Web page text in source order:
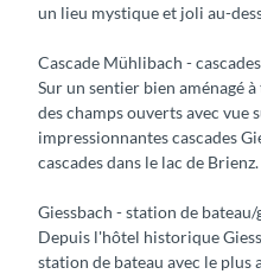
un lieu mystique et joli au-
Cascade Mühlibach -
Sur un sentier bien aménagé
des champs ouverts avec vue
impressionnantes cascades
cascades dans le lac de Brienz.
Giessbach - station de
Depuis l'hôtel historique
station de bateau avec le